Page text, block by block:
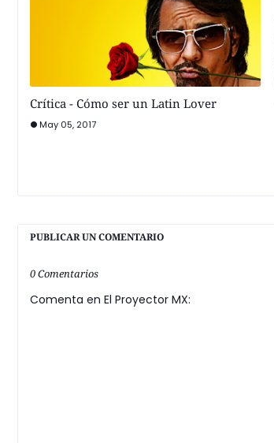
Crítica - Cómo ser un Latin Lover
May 05, 2017
PUBLICAR UN COMENTARIO
0 Comentarios
Comenta en El Proyector MX: